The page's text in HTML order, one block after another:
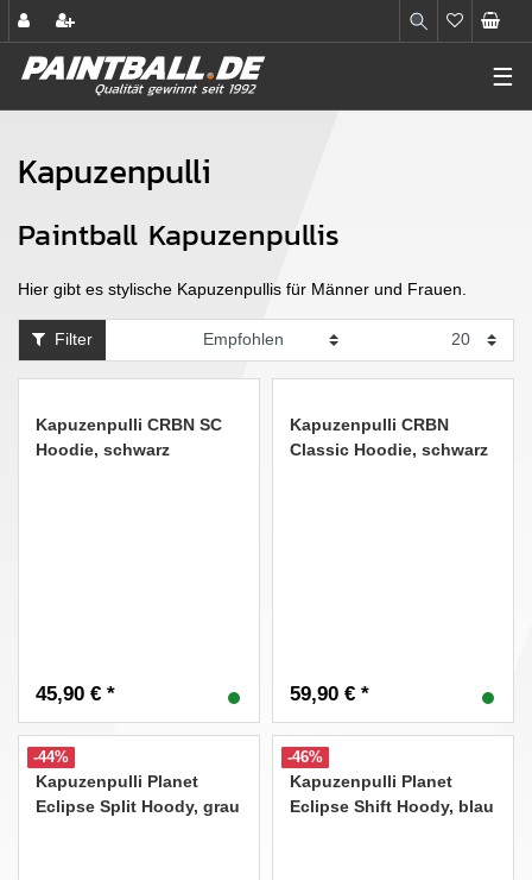
☰
Kapuzenpulli
Paintball Kapuzenpullis
Hier gibt es stylische Kapuzenpullis für Männer und Frauen.
Filter
Kapuzenpulli CRBN SC
Hoodie, schwarz
45,90 € *
Kapuzenpulli CRBN
Classic Hoodie, schwarz
59,90 € *
-44%
Kapuzenpulli Planet
Eclipse Split Hoody, grau
-46%
Kapuzenpulli Planet
Eclipse Shift Hoody, blau